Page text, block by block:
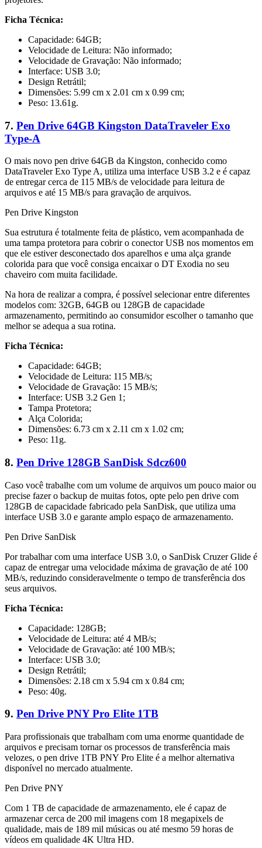
Ficha Técnica:
Capacidade: 64GB;
Velocidade de Leitura: Não informado;
Velocidade de Gravação: Não informado;
Interface: USB 3.0;
Design Retrátil;
Dimensões: 5.99 cm x 2.01 cm x 0.99 cm;
Peso: 13.61g.
7. Pen Drive 64GB Kingston DataTraveler Exo
Type-A
O mais novo pen drive 64GB da Kingston, conhecido como
DataTraveler Exo Type A, utiliza uma interface USB 3.2 e é capaz
de entregar cerca de 115 MB/s de velocidade para leitura de
arquivos e até 15 MB/s para gravação de arquivos.
Pen Drive Kingston
Sua estrutura é totalmente feita de plástico, vem acompanhada de
uma tampa protetora para cobrir o conector USB nos momentos em
que ele estiver desconectado dos aparelhos e uma alça grande
colorida para que você consiga encaixar o DT Exodia no seu
chaveiro com muita facilidade.
Na hora de realizar a compra, é possível selecionar entre diferentes
modelos com: 32GB, 64GB ou 128GB de capacidade
armazenamento, permitindo ao consumidor escolher o tamanho que
melhor se adequa a sua rotina.
Ficha Técnica:
Capacidade: 64GB;
Velocidade de Leitura: 115 MB/s;
Velocidade de Gravação: 15 MB/s;
Interface: USB 3.2 Gen 1;
Tampa Protetora;
Alça Colorida;
Dimensões: 6.73 cm x 2.11 cm x 1.02 cm;
Peso: 11g.
8. Pen Drive 128GB SanDisk Sdcz600
Caso você trabalhe com um volume de arquivos um pouco maior ou
precise fazer o backup de muitas fotos, opte pelo pen drive com
128GB de capacidade fabricado pela SanDisk, que utiliza uma
interface USB 3.0 e garante amplo espaço de armazenamento.
Pen Drive SanDisk
Por trabalhar com uma interface USB 3.0, o SanDisk Cruzer Glide é
capaz de entregar uma velocidade máxima de gravação de até 100
MB/s, reduzindo consideravelmente o tempo de transferência dos
seus arquivos.
Ficha Técnica:
Capacidade: 128GB;
Velocidade de Leitura: até 4 MB/s;
Velocidade de Gravação: até 100 MB/s;
Interface: USB 3.0;
Design Retrátil;
Dimensões: 2.18 cm x 5.94 cm x 0.84 cm;
Peso: 40g.
9. Pen Drive PNY Pro Elite 1TB
Para profissionais que trabalham com uma enorme quantidade de
arquivos e precisam tornar os processos de transferência mais
velozes, o pen drive 1TB PNY Pro Elite é a melhor alternativa
disponível no mercado atualmente.
Pen Drive PNY
Com 1 TB de capacidade de armazenamento, ele é capaz de
armazenar cerca de 200 mil imagens com 18 megapixels de
qualidade, mais de 189 mil músicas ou até mesmo 59 horas de
vídeos em qualidade 4K Ultra HD.